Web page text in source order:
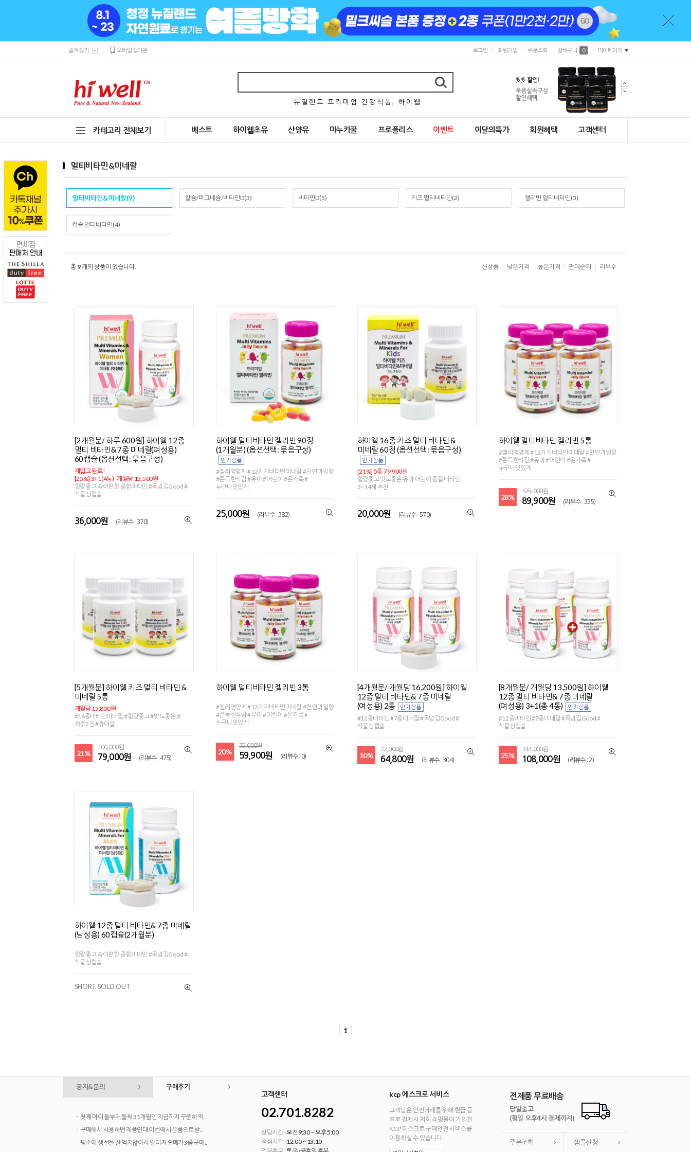
즐겨찾기 모바일앱다운 로그인 회원가입 주문조회 장바구니 0 마이페이지
뉴 질 랜 드 프 리 미 엄 건 강 식 품 , 하 이 웰
카테고리 전체보기 베스트 하이웰초유 산양유 마누카꿀 프로폴리스 이벤트 이달의특가 회원혜택 고객센터
멀티비타민&미네랄
멀티비타민&미네랄(9) 칼슘/마그네슘/비타민D(3) 비타민D(5) 키즈 멀티비타민(2) 젤리빈 멀티비타민(3)
캡슐 멀티비타민(4)
총 9 개의 상품이 있습니다. 신상품 낮은가격 높은가격 판매순위 리뷰수
[2개월분/ 하루 600원] 하이웰 12종
멀티 비타민& 7종 미네랄(여성용)
60캡슐 (옵션선택: 묶음구성)
재입고 완료!
[25%] 3+1(4통) -개월당 13,500원
함량좋고 속이편한 종합비타민 #목넘김Good #
식물성캡슐
36,000원 (리뷰수 : 378)
하이웰 멀티비타민 젤리빈 90정
(1개월분) (옵션선택: 묶음구성)
#젤리영양제 #12가지비타민미네랄 #천연과일향
#쫀득한식감 #유아 #어린이 #온가족 #
누구나맛있게
25,000원 (리뷰수 : 382)
하이웰 16종 키즈 멀티 비타민 &
미네랄 60정 (옵션선택: 묶음구성)
[21%] 5통 79,900원
함량좋고 맛도좋은 유아 어린이 종합 비타민
3~14세 추천
20,000원 (리뷰수 : 570)
하이웰 멀티비타민 젤리빈 5통
#젤리영양제 #12가지비타민미네랄 #천연과일향
#쫀득한식감 #유아 #어린이 #온가족 #
누구나맛있게
28%
125,000원
89,900원 (리뷰수 : 335)
[5개월분] 하이웰 키즈 멀티 비타민 &
미네랄 5통
개월당 15,800원
#16종비타민미네랄 #함량좋고 #맛도좋은 #
하루2정 #츄어블
21%
100,000원
79,000원 (리뷰수 : 475)
하이웰 멀티비타민 젤리빈 3통
#젤리영양제 #12가지비타민미네랄 #천연과일향
#쫀득한식감 #유아 #어린이 #온가족 #
누구나맛있게
20%
75,000원
59,900원 (리뷰수 : 0)
[4개월분/ 개월당 16,200원] 하이웰
12종 멀티 비타민& 7종 미네랄
(여성용) 2통
#12종비타민 #7종미네랄 #목넘김Good #
식물성캡슐
10%
72,000원
64,800원 (리뷰수 : 304)
[8개월분/ 개월당 13,500원] 하이웰
12종 멀티 비타민& 7종 미네랄
(여성용) 3+1(총 4통)
#12종비타민 #7종미네랄 #목넘김Good #
식물성캡슐
25%
144,000원
108,000원 (리뷰수 : 2)
하이웰 12종 멀티 비타민& 7종 미네랄
(남성용) 60캡슐(2개월분)
함량좋고 속이편한 종합비타민 #목넘김Good #
식물성캡슐
SHORT SOLD OUT
1
공지&문의 구매후기
- 첫째 아이 돌부터 둘째 31개월인 지금까지 꾸준히 먹..
- 구매해서 사용하던 제품인데 이번에 사은품으로 받..
- 평소에 생선을 잘 먹지않아서 알티지 오메가3를 구매..
고객센터
02.701.8282
상담시간 :오전 9:30 ~ 오후 5:00
점심시간 : 12:00 ~ 13:10
kcp 에스크로 서비스
고객님은 안전거래를 위해 현금 등
으로 결제시 저희 쇼핑몰이 가입한
KCP 에스크로 구매안전 서비스를
이용하실 수 있습니다.
전제품 무료배송
당일출고
(평일 오후4시 결제까지)
주문조회 샘플신청